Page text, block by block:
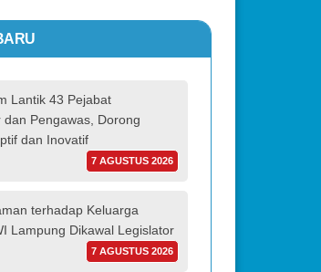
Lantik 43 Pejabat
dan Pengawas, Dorong
dan Inovatif
7 AGUSTUS 2026
terhadap Keluarga
Lampung Dikawal Legislator
7 AGUSTUS 2026